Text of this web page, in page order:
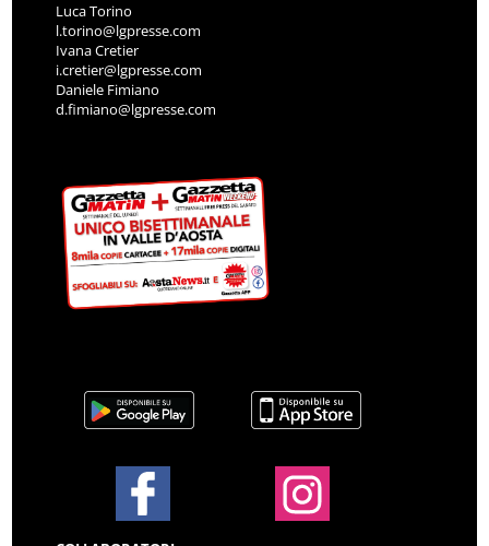
Luca Torino
l.torino@lgpresse.com
Ivana Cretier
i.cretier@lgpresse.com
Daniele Fimiano
d.fimiano@lgpresse.com